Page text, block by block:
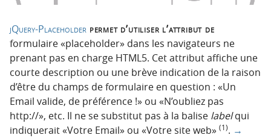
jQuery-Placeholder permet d’utiliser l’attribut de
formulaire «placeholder» dans les navigateurs ne
prenant pas en charge HTML5. Cet attribut affiche une
courte description ou une brève indication de la raison
d’être du champs de formulaire en question : «Un
Email valide, de préférence !» ou «N’oubliez pas
http://», etc. Il ne se substitut pas à la balise labelqui
indiquerait «Votre Email» ou «Votre site web» (1). →